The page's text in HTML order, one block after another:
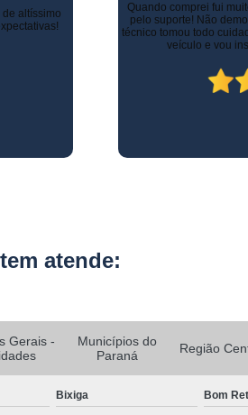
da venda e
e o
trocando de
controlar as entregas
Gerais. Contratamos os
Inicialmente já
Atualmente, contamos
atende:
Gerais -
Municípios do
Paraná
Região
Bixiga Bom